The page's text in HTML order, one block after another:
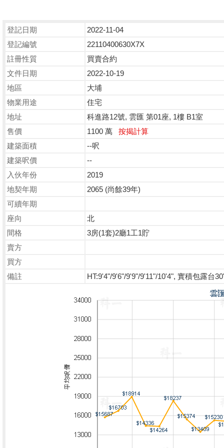
登記日期
2022-11-04
登記編號
22110400630X7X
註冊性質
買賣合約
文件日期
2022-10-19
地區
大埔
物業用途
住宅
地址
科進路12號, 雲匯 第01座, 1樓 B1室
售價
1100 萬 按揭計算
建築面積
--呎
建築呎價
--
入伙年份
2019
地契年期
2065 (尚餘39年)
可續年期
座向
北
間格
3房(1套)2廳1工1貯
賣方
買方
備註
HT:9'4"/9'6"/9'9"/9'11"/10'4", 實積包露台